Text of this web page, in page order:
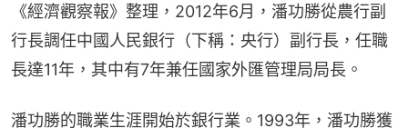
《經濟觀察報》整理，2012年6月，潘功勝從農行副
行長調任中國人民銀行（下稱：央行）副行長，任職
長達11年，其中有7年兼任國家外匯管理局局長。
潘功勝的職業生涯開始於銀行業。1993年，潘功勝獲